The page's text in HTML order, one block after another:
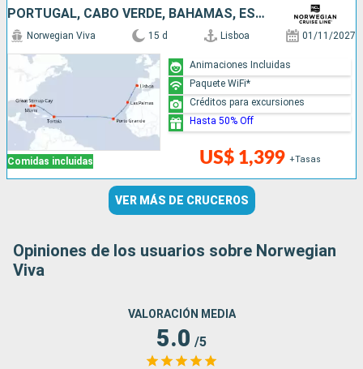
PORTUGAL, CABO VERDE, BAHAMAS, ESTADOS UNIDOS
Comidas incluidas
Norwegian Viva 15 d Lisboa 01/11/2027
US$ 1,399 +Tasas
Animaciones Incluidas
Paquete WiFi*
Créditos para excursiones
Hasta 50% Off
VER MÁS DE CRUCEROS
Opiniones de los usuarios sobre Norwegian
Viva
VALORACIÓN MEDIA
5.0 /5